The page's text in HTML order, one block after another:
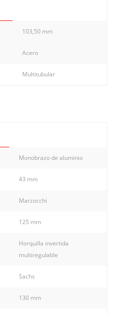
103,50 mm
Acero
Multitubular
Monobrazo de aluminio
43 mm
Marzocchi
125 mm
Horquilla invertida
multiregulable
Sachs
130 mm